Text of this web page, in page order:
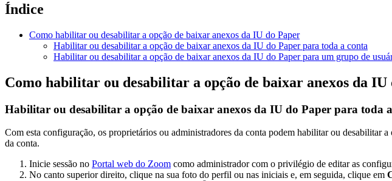
Índice
Como habilitar ou desabilitar a opção de baixar anexos da IU do Paper
Habilitar ou desabilitar a opção de baixar anexos da IU do Paper para toda a conta
Habilitar ou desabilitar a opção de baixar anexos da IU do Paper para um grupo de
Como habilitar ou desabilitar a opção de baixar anexos da IU
Habilitar ou desabilitar a opção de baixar anexos da IU do Paper para toda
Com esta configuração, os proprietários ou administradores da conta podem habilitar ou desabilitar a
da conta.
Inicie sessão no Portal web do Zoom como administrador com o privilégio de editar as
No canto superior direito, clique na sua foto do perfil ou nas iniciais e, em seguida, clique em